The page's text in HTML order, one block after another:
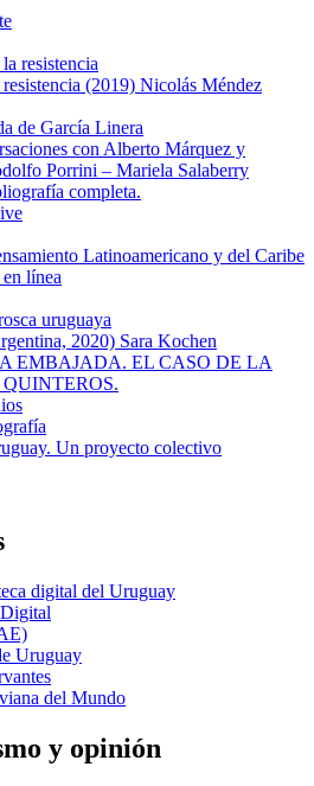
resistencia
(2019) Nicolás Méndez
de García Linera
con Alberto Márquez y
Porrini – Mariela Salaberry
completa.
Latinoamericano y del Caribe
línea
uruguaya
2020) Sara Kochen
EMBAJADA. EL CASO DE LA
Un proyecto colectivo
digital del Uruguay
Uruguay
del Mundo
y opinión